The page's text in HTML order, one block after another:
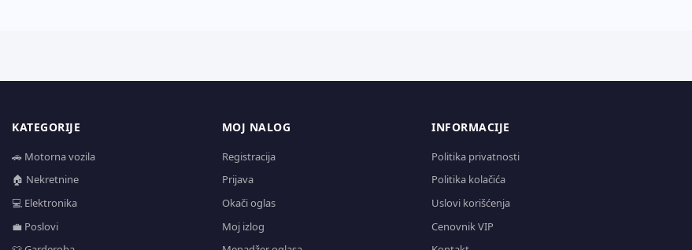
KATEGORIJE
🚗 Motorna vozila
🏠 Nekretnine
💻 Elektronika
💼 Poslovi
MOJ NALOG
Registracija
Prijava
Okači oglas
Moj izlog
INFORMACIJE
Politika privatnosti
Politika kolačića
Uslovi korišćenja
Cenovnik VIP